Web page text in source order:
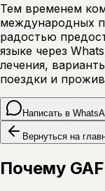
Тем временем
международных
радостью
языке через
лечения,
поездки и
Написать в
Вернуться на
Почему